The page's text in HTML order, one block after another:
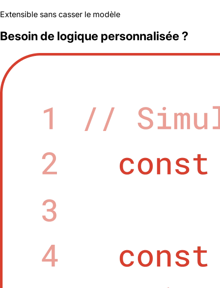
Extensible sans casser le modèle
Besoin de logique personnalisée ?